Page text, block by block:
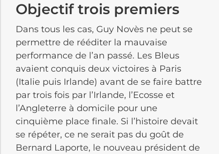
Objectif trois premiers
Dans tous les cas, Guy Novès ne peut se
permettre de rééditer la mauvaise
performance de l’an passé. Les Bleus
avaient conquis deux victoires à Paris
(Italie puis Irlande) avant de se faire battre
par trois fois par l’Irlande, l’Ecosse et
l’Angleterre à domicile pour une
cinquième place finale. Si l’histoire devait
se répéter, ce ne serait pas du goût de
Bernard Laporte, le nouveau président de